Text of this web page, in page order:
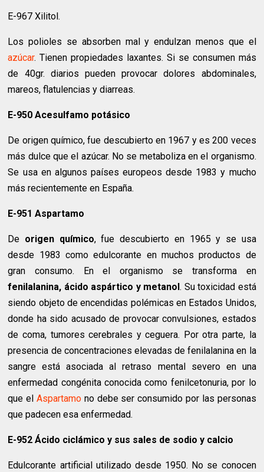
E-967 Xilitol.
Los polioles se absorben mal y endulzan menos que el
azúcar. Tienen propiedades laxantes. Si se consumen más
de 40gr. diarios pueden provocar dolores abdominales,
mareos, flatulencias y diarreas.
E-950 Acesulfamo potásico
De origen químico, fue descubierto en 1967 y es 200 veces
más dulce que el azúcar. No se metaboliza en el organismo.
Se usa en algunos países europeos desde 1983 y mucho
más recientemente en España.
E-951 Aspartamo
De origen químico, fue descubierto en 1965 y se usa
desde 1983 como edulcorante en muchos productos de
gran consumo. En el organismo se transforma en
fenilalanina, ácido aspártico y metanol. Su toxicidad está
siendo objeto de encendidas polémicas en Estados Unidos,
donde ha sido acusado de provocar convulsiones, estados
de coma, tumores cerebrales y ceguera. Por otra parte, la
presencia de concentraciones elevadas de fenilalanina en la
sangre está asociada al retraso mental severo en una
enfermedad congénita conocida como fenilcetonuria, por lo
que elAspartamo no debe ser consumido por las personas
que padecen esa enfermedad.
E-952 Ácido ciclámico y sus sales de sodio y calcio
Edulcorante artificial utilizado desde 1950. No se conocen